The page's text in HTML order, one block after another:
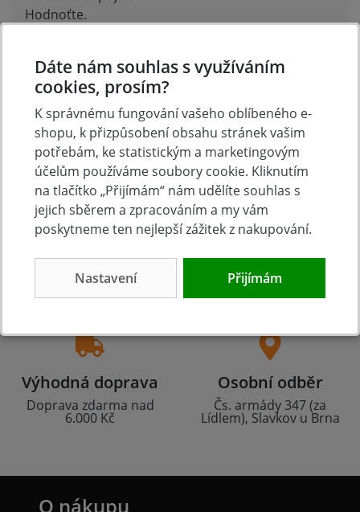
Hodnoťte.
23 let na trhu Zázemí kamenné
prodejny
Výhodná doprava
Doprava zdarma nad
6.000 Kč
Osobní odběr
Čs. armády 347 (za
Lídlem), Slavkov u Brna
O nákupu
Dáte nám souhlas s využíváním
cookies, prosím?
K správnému fungování vašeho oblíbeného e-
shopu, k přizpůsobení obsahu stránek vašim
potřebám, ke statistickým a marketingovým
účelům používáme soubory cookie. Kliknutím
na tlačítko „Přijímám“ nám udělíte souhlas s
jejich sběrem a zpracováním a my vám
poskytneme ten nejlepší zážitek z nakupování.
Nastavení Přijímám